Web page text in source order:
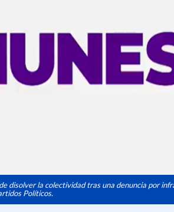
disolver la colectividad tras una denuncia por
Políticos.